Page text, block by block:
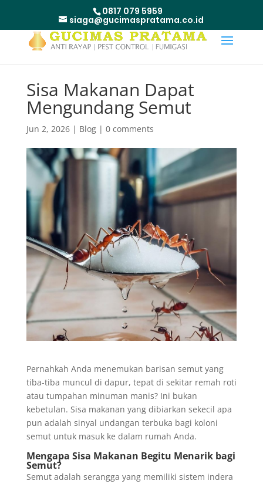
0817 079 5959
siaga@gucimaspratama.co.id
Sisa Makanan Dapat
Mengundang Semut
Jun 2, 2026| Blog| 0 comments
Pernahkah Anda menemukan barisan semut yang
tiba-tiba muncul di dapur, tepat di sekitar remah roti
atau tumpahan minuman manis? Ini bukan
kebetulan. Sisa makanan yang dibiarkan sekecil apa
pun adalah sinyal undangan terbuka bagi koloni
semut untuk masuk ke dalam rumah Anda.
Mengapa Sisa Makanan Begitu Menarik bagi
Semut?
Semut adalah serangga yang memiliki sistem indera